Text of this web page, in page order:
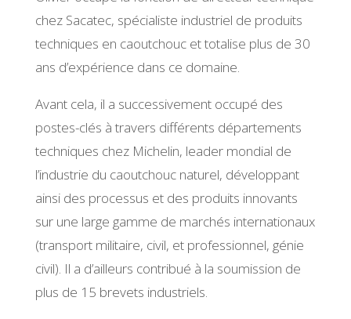
chez Sacatec, spécialiste industriel de produits
techniques en caoutchouc et totalise plus de 30
ans d’expérience dans ce domaine.
Avant cela, il a successivement occupé des
postes-clés à travers différents départements
techniques chez Michelin, leader mondial de
l’industrie du caoutchouc naturel, développant
ainsi des processus et des produits innovants
sur une large gamme de marchés internationaux
(transport militaire, civil, et professionnel, génie
civil). Il a d’ailleurs contribué à la soumission de
plus de 15 brevets industriels.